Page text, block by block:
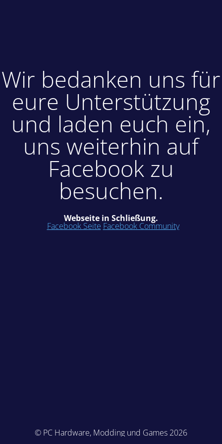
Wir bedanken uns für
eure Unterstützung
und laden euch ein,
uns weiterhin auf
Facebook zu
besuchen.
Webseite in Schließung.
Facebook Seite Facebook Community
© PC Hardware, Modding und Games 2026